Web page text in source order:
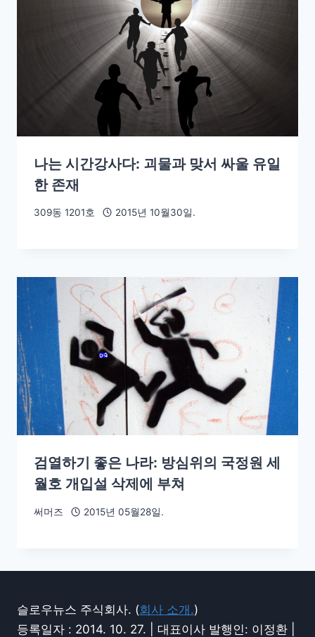
나는 시간강사다: 괴물과 맞서 싸울 유일
한 존재
309동 1201호 2015년 10월30일.
검열하기 좋은 나라: 방심위의 국정원 세
월호 개입설 삭제에 부쳐
써머즈 2015년 05월28일.
슬로우뉴스 주식회사. (회사 소개.)
등록일자 : 2014. 10. 27. | 대표이사 발행인: 이정환 |